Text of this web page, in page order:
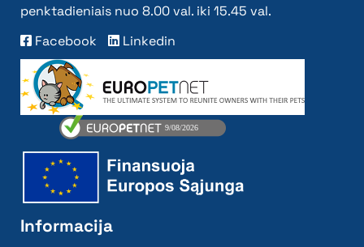
penktadieniais nuo 8.00 val. iki 15.45 val.
Facebook
Linkedin
Informacija